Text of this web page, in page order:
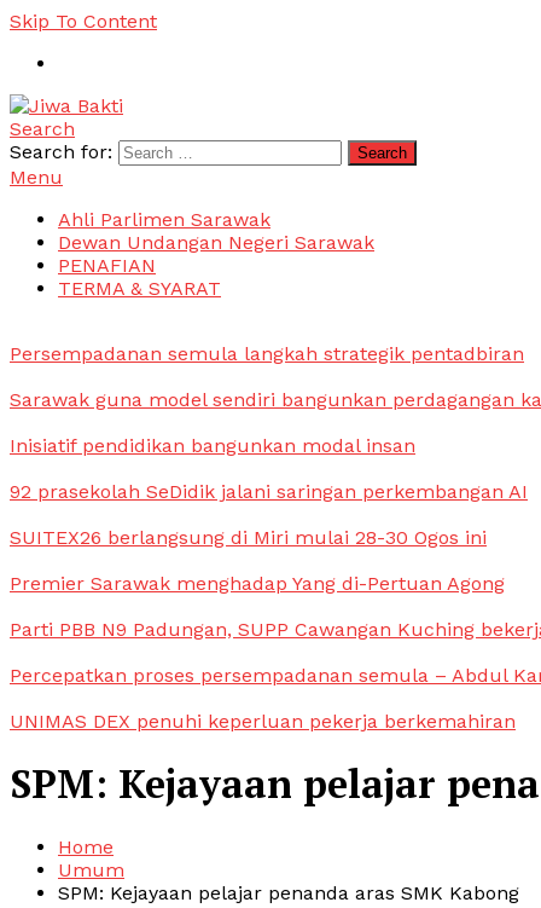
Skip To Content
Jiwa Bakti
Suara PBB Sarawak
Search
Search for:
Menu
Ahli Parlimen Sarawak
Dewan Undangan Negeri Sarawak
PENAFIAN
TERMA & SYARAT
Persempadanan semula langkah strategik pentadbiran
Sarawak guna model sendiri bangunkan perdagangan
Inisiatif pendidikan bangunkan modal insan
92 prasekolah SeDidik jalani saringan perkembangan AI
SUITEX26 berlangsung di Miri mulai 28-30 Ogos ini
Premier Sarawak menghadap Yang di-Pertuan Agong
Parti PBB N9 Padungan, SUPP Cawangan Kuching
Percepatkan proses persempadanan semula – Abdul
UNIMAS DEX penuhi keperluan pekerja berkemahiran
SPM: Kejayaan pelajar
Home
Umum
SPM: Kejayaan pelajar penanda aras SMK Kabong